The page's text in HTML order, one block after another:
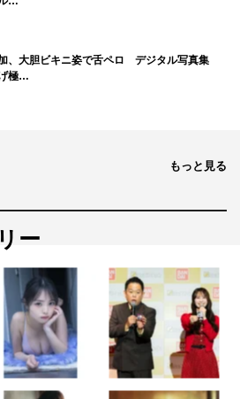
、大胆ビキニ姿で舌ペロ デジタル写真集
極…
もっと見る
ー